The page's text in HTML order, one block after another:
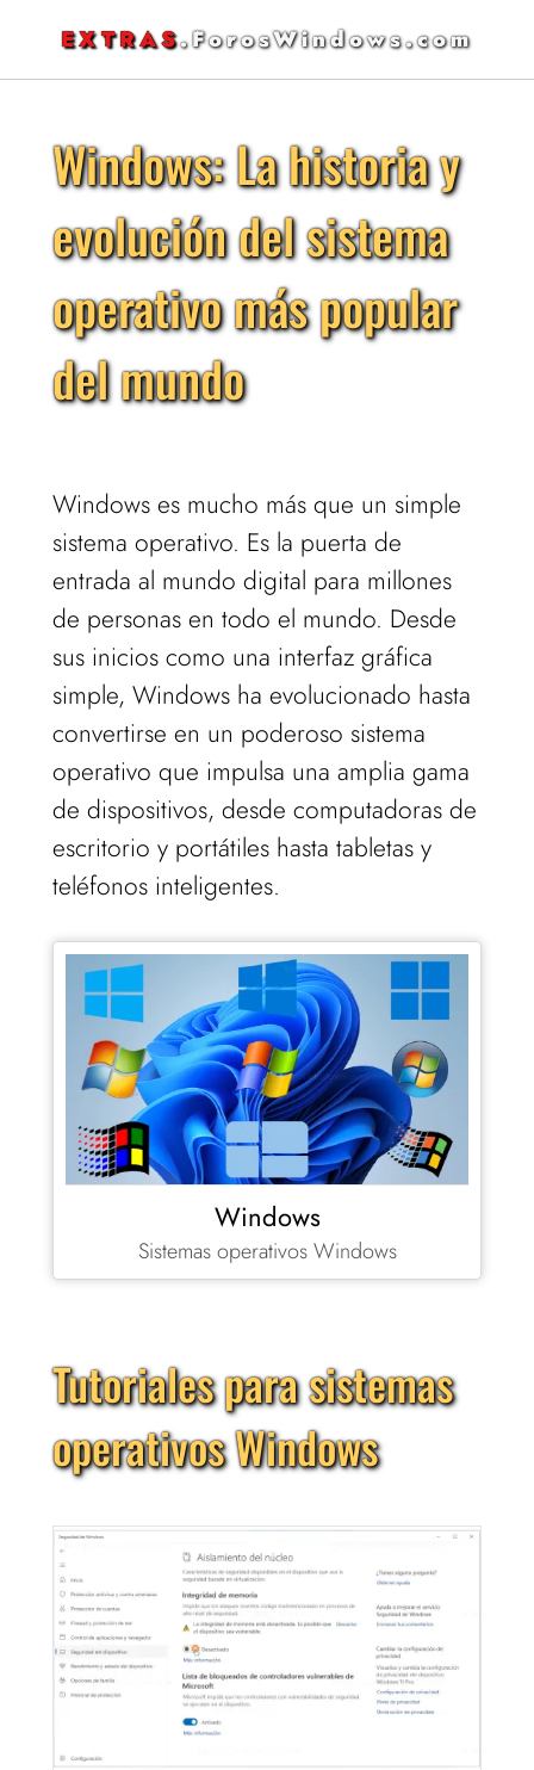
EXTRAS.ForosWindows.com
Windows: La historia y
evolución del sistema
operativo más popular
del mundo
Windows es mucho más que un simple
sistema operativo. Es la puerta de
entrada al mundo digital para millones
de personas en todo el mundo. Desde
sus inicios como una interfaz gráfica
simple, Windows ha evolucionado hasta
convertirse en un poderoso sistema
operativo que impulsa una amplia gama
de dispositivos, desde computadoras de
escritorio y portátiles hasta tabletas y
teléfonos inteligentes.
Windows
Sistemas operativos Windows
Tutoriales para sistemas
operativos Windows